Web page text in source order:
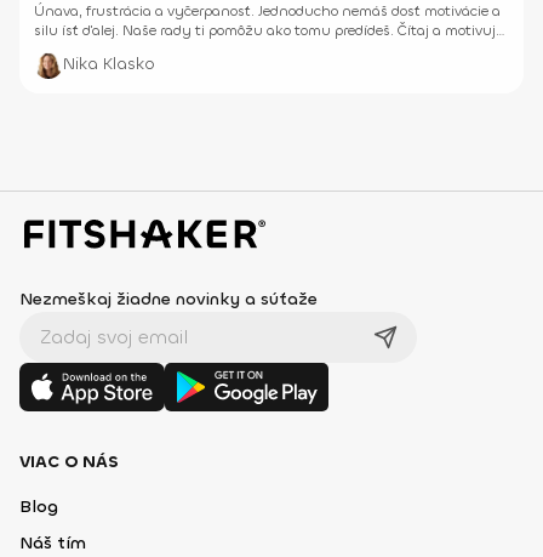
Únava, frustrácia a vyčerpanosť. Jednoducho nemáš dosť motivácie a
silu ísť ďalej. Naše rady ti pomôžu ako tomu predídeš. Čítaj a motivuj
sa!
Nika Klasko
Nezmeškaj žiadne novinky a súťaže
VIAC O NÁS
Blog
Náš tím